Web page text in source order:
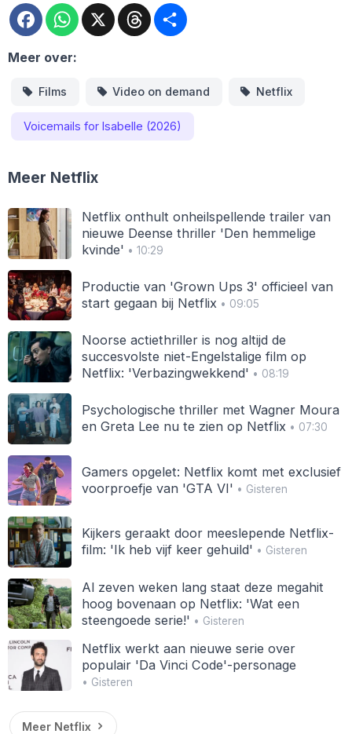
FacebookWhatsApp
X Threads
Meer over:
Films Video on demand Netflix
Voicemails for Isabelle (2026)
Meer Netflix
Netflix onthult onheilspellende trailer van
nieuwe Deense thriller 'Den hemmelige
kvinde' • 10:29
Productie van 'Grown Ups 3' officieel van
start gegaan bij Netflix • 09:05
Noorse actiethriller is nog altijd de
succesvolste niet-Engelstalige film op
Netflix: 'Verbazingwekkend' • 08:19
Psychologische thriller met Wagner Moura
en Greta Lee nu te zien op Netflix• 07:30
Gamers opgelet: Netflix komt met exclusief
voorproefje van 'GTA VI' • Gisteren
Kijkers geraakt door meeslepende Netflix-
film: 'Ik heb vijf keer gehuild' • Gisteren
Al zeven weken lang staat deze megahit
hoog bovenaan op Netflix: 'Wat een
steengoede serie!' • Gisteren
Netflix werkt aan nieuwe serie over
populair 'Da Vinci Code'-personage
• Gisteren
Meer Netflix